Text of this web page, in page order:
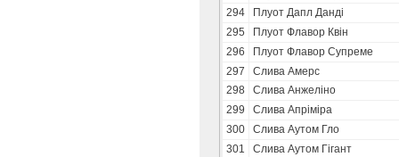
294
Плуот Дапл Данді
295
Плуот Флавор Квін
296
Плуот Флавор Супреме
297
Слива Амерс
298
Слива Анжеліно
299
Слива Апріміра
300
Слива Аутом Гло
301
Слива Аутом Гігант